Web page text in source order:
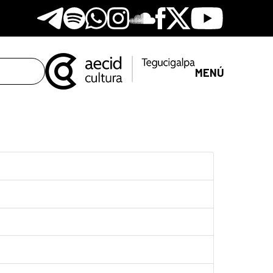
Telegram
SpotifyWhatsapp
Instagram
Soundclore
Facebook
X Youtube
MENÚ